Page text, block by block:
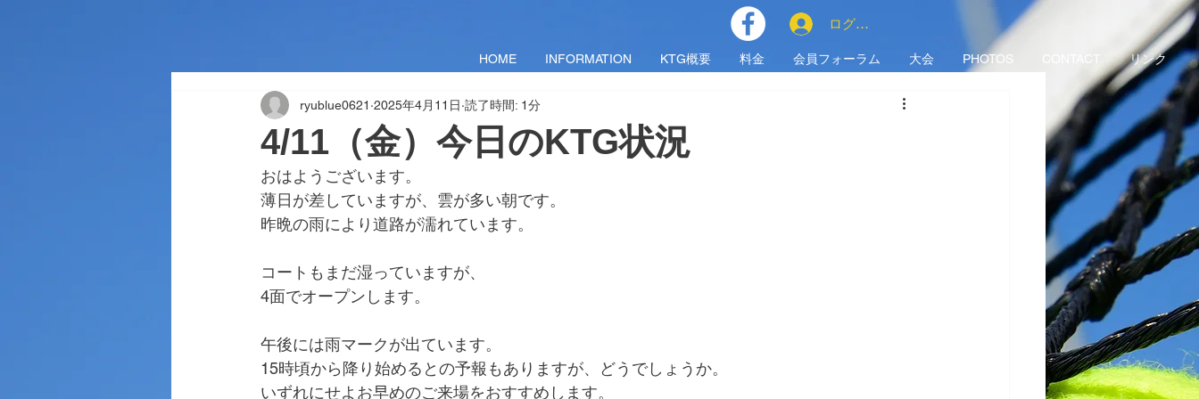
HOME INFORMATION KTG概要 料金 会員フォーラム 大会 PHOTOS リンク
ログイン
4/11（金）今日のKTG状況
ryublue0621 2025年4月11日 読了時間: 1分
おはようございます。
薄日が差していますが、雲が多い朝です。
昨晩の雨により道路が濡れています。
コートもまだ湿っていますが、
4面でオープンします。
午後には雨マークが出ています。
15時頃から降り始めるとの予報もありますが、どうでしょうか。
いずれにせよお早めのご来場をおすすめします。